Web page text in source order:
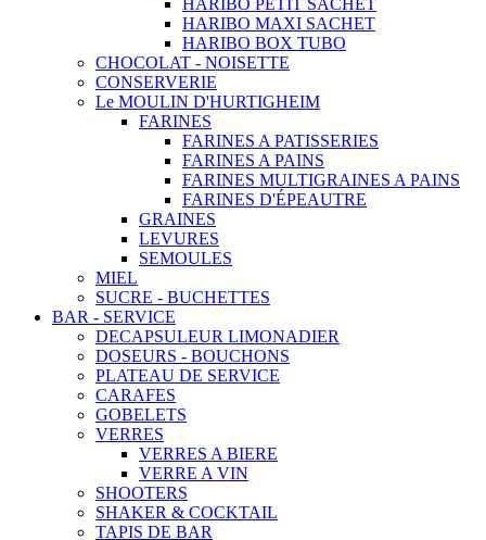
HARIBO MAXI SACHET
HARIBO BOX TUBO
CHOCOLAT - NOISETTE
CONSERVERIE
Le MOULIN D'HURTIGHEIM
FARINES
FARINES A PATISSERIES
FARINES A PAINS
FARINES MULTIGRAINES A PAINS
FARINES D'ÉPEAUTRE
GRAINES
LEVURES
SEMOULES
MIEL
SUCRE - BUCHETTES
BAR - SERVICE
DECAPSULEUR LIMONADIER
DOSEURS - BOUCHONS
PLATEAU DE SERVICE
CARAFES
GOBELETS
VERRES
VERRES A BIERE
VERRE A VIN
SHOOTERS
SHAKER & COCKTAIL
TAPIS DE BAR